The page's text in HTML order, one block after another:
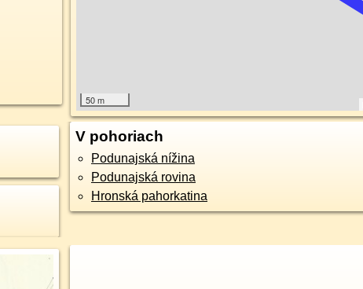
50 m
V pohoriach
Podunajská nížina
Podunajská rovina
Hronská pahorkatina